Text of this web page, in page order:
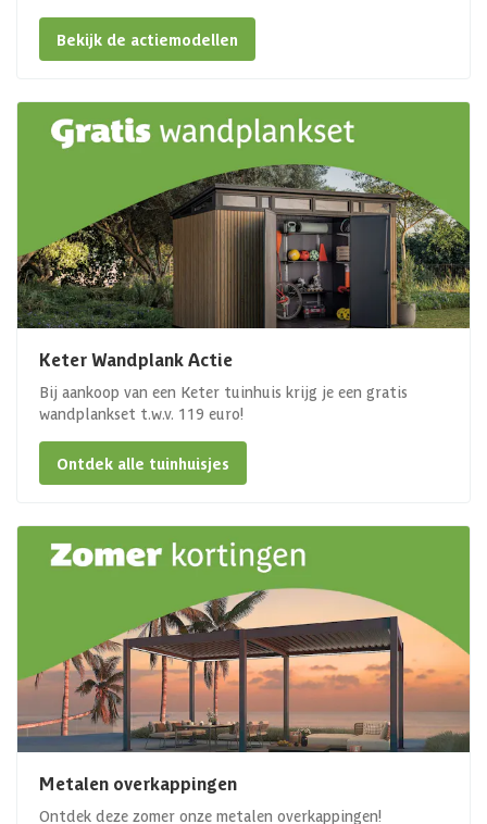
Bekijk de actiemodellen
Keter Wandplank Actie
Bij aankoop van een Keter tuinhuis krijg je een gratis
wandplankset t.w.v. 119 euro!
Ontdek alle tuinhuisjes
Metalen overkappingen
Ontdek deze zomer onze metalen overkappingen!